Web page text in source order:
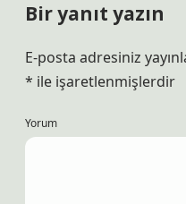
Bir yanıt yazın
E-posta adresiniz
* ile işaretlenmişlerdir
Yorum